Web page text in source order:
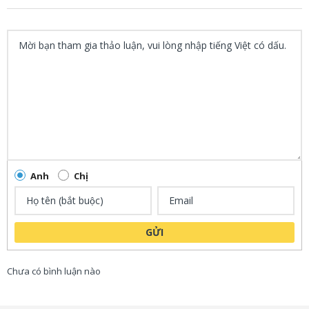
Anh Chị
GỬI
Chưa có bình luận nào